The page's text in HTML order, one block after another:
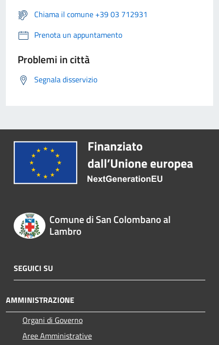
Chiama il comune +39 03 712931
Prenota un appuntamento
Problemi in città
Segnala disservizio
Comune di San Colombano al
Lambro
SEGUICI SU
AMMINISTRAZIONE
Organi di Governo
Aree Amministrative